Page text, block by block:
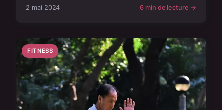
2 mai 2024 6 min de lecture →
FITNESS